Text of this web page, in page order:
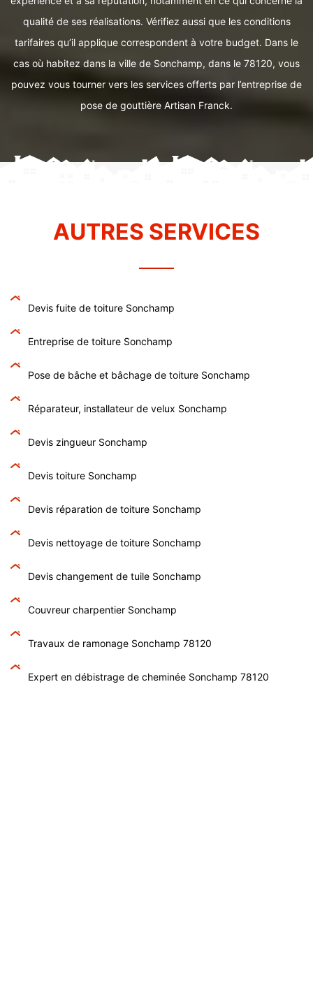
qualité de ses réalisations. Vérifiez aussi que les conditions
tarifaires qu’il applique correspondent à votre budget. Dans le
cas où habitez dans la ville de Sonchamp, dans le 78120, vous
pouvez vous tourner vers les services offerts par l’entreprise de
pose de gouttière Artisan Franck.
AUTRES SERVICES
Devis fuite de toiture Sonchamp
Entreprise de toiture Sonchamp
Pose de bâche et bâchage de toiture Sonchamp
Réparateur, installateur de velux Sonchamp
Devis zingueur Sonchamp
Devis toiture Sonchamp
Devis réparation de toiture Sonchamp
Devis nettoyage de toiture Sonchamp
Devis changement de tuile Sonchamp
Couvreur charpentier Sonchamp
Travaux de ramonage Sonchamp 78120
Expert en débistrage de cheminée Sonchamp 78120